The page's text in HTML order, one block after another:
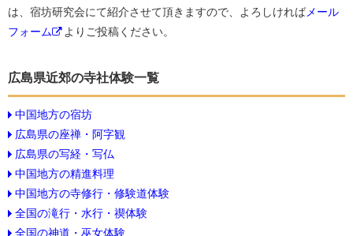
は、宿坊研究会にて紹介させて頂きますので、よろしければメール
フォーム
よりご投稿ください。
広島県近郊の寺社体験一覧
中国地方の宿坊
広島県の座禅・阿字観
広島県の写経・写仏
中国地方の精進料理
中国地方の寺修行・修験道体験
全国の滝行・水行・禊体験
全国の神道・巫女体験